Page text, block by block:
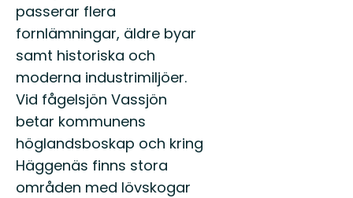
passerar flera
fornlämningar, äldre byar
samt historiska och
moderna industrimiljöer.
Vid fågelsjön Vassjön
betar kommunens
höglandsboskap och kring
Häggenäs finns stora
områden med lövskogar